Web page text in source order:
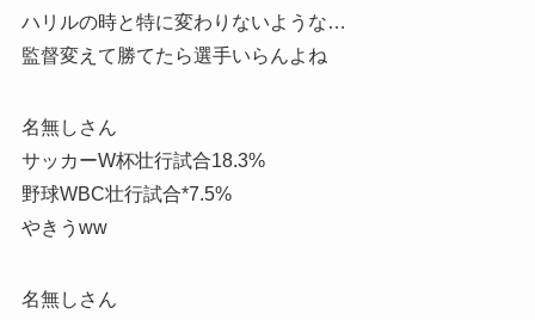
ハリルの時と特に変わりないような…
監督変えて勝てたら選手いらんよね
名無しさん
サッカーW杯壮行試合18.3%
野球WBC壮行試合*7.5%
やきうww
名無しさん